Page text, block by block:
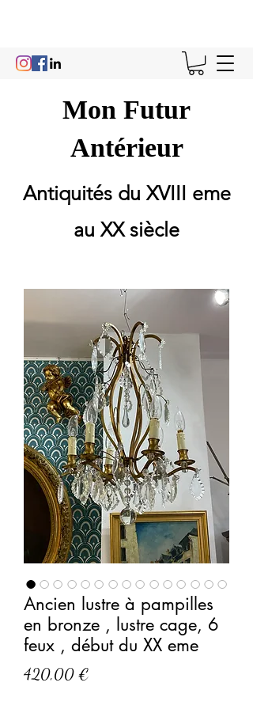
Mon Futur
Antérieur
Antiquités du XVIII eme
au XX siècle
Ancien lustre à pampilles
en bronze , lustre cage, 6
feux , début du XX eme
420,00 €